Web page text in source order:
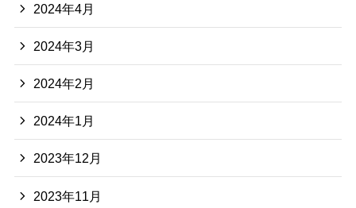
2024年4月
2024年3月
2024年2月
2024年1月
2023年12月
2023年11月